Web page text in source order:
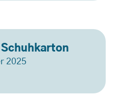
2025